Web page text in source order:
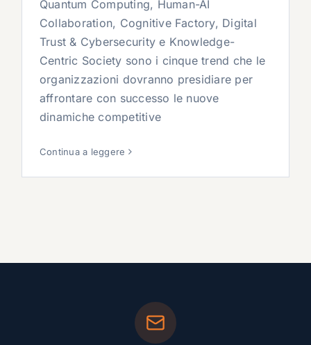
Quantum Computing, Human-AI
Collaboration, Cognitive Factory, Digital
Trust & Cybersecurity e Knowledge-
Centric Society sono i cinque trend che le
organizzazioni dovranno presidiare per
affrontare con successo le nuove
dinamiche competitive
Continua a leggere